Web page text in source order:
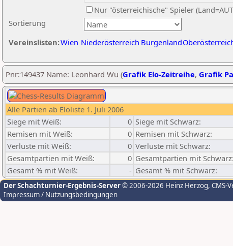
Sortierung
Nur "österreichische" Spieler
Vereinslisten:Wien Niederösterreich Burgenland
Pnr:149437 Name: Leonhard Wu (Grafik Elo-Zeitreihe, Grafik
Alle Partien ab Eloliste 1. Juli 2006
Siege mit Weiß:
0 Siege mit Schwarz:
Remisen mit Weiß:
0 Remisen mit Schwarz:
Verluste mit Weiß:
0 Verluste mit Schwarz:
Gesamtpartien mit Weiß:
0 Gesamtpartien mit Schwarz:
Gesamt % mit Weiß:
- Gesamt % mit Schwarz:
Der Schachturnier-Ergebnis-Server© 2006-2026 Heinz Herzog, CMS-
Impressum / Nutzungsbedingungen